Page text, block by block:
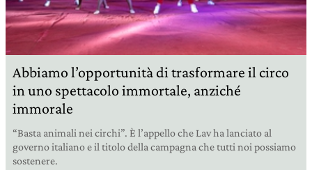
Abbiamo l’opportunità di trasformare il circo
in uno spettacolo immortale, anziché
immorale
“Basta animali nei circhi”. È l’appello che Lav ha lanciato al
governo italiano e il titolo della campagna che tutti noi possiamo
sostenere.